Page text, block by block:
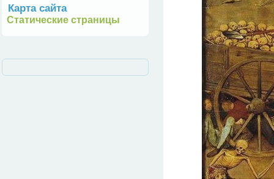
Карта сайта
Статические страницы